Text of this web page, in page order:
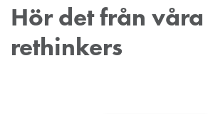
Hör det från våra
rethinkers